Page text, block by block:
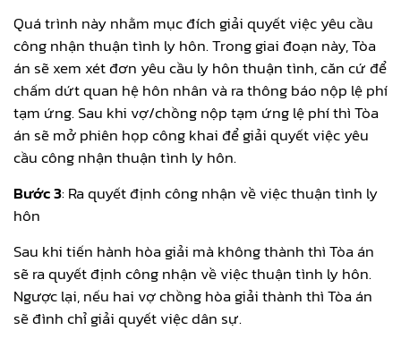
Quá trình này nhằm mục đích giải quyết việc yêu cầu
công nhận thuận tình ly hôn. Trong giai đoạn này, Tòa
án sẽ xem xét đơn yêu cầu ly hôn thuận tình, căn cứ để
chấm dứt quan hệ hôn nhân và ra thông báo nộp lệ phí
tạm ứng. Sau khi vợ/chồng nộp tạm ứng lệ phí thì Tòa
án sẽ mở phiên họp công khai để giải quyết việc yêu
cầu công nhận thuận tình ly hôn.
Bước 3: Ra quyết định công nhận về việc thuận tình ly
hôn
Sau khi tiến hành hòa giải mà không thành thì Tòa án
sẽ ra quyết định công nhận về việc thuận tình ly hôn.
Ngược lại, nếu hai vợ chồng hòa giải thành thì Tòa án
sẽ đình chỉ giải quyết việc dân sự.